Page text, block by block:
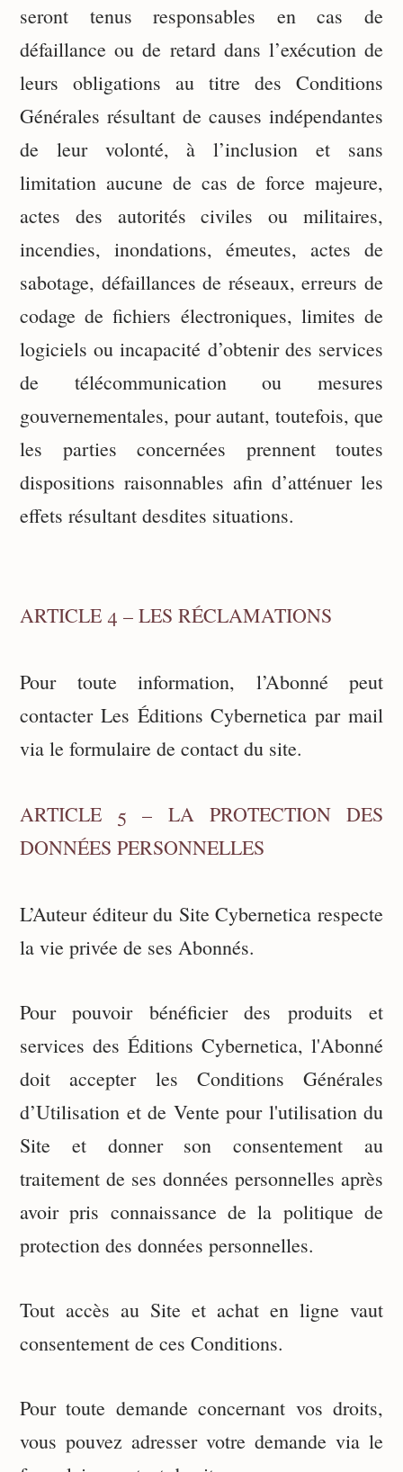
seront tenus responsables en cas de
défaillance ou de retard dans l’exécution de
leurs obligations au titre des Conditions
Générales résultant de causes indépendantes
de leur volonté, à l’inclusion et sans
limitation aucune de cas de force majeure,
actes des autorités civiles ou militaires,
incendies, inondations, émeutes, actes de
sabotage, défaillances de réseaux, erreurs de
codage de fichiers électroniques, limites de
logiciels ou incapacité d’obtenir des services
de télécommunication ou mesures
gouvernementales, pour autant, toutefois, que
les parties concernées prennent toutes
dispositions raisonnables afin d’atténuer les
effets résultant desdites situations.
ARTICLE 4 – LES RÉCLAMATIONS
Pour toute information, l’Abonné peut
contacter Les Éditions Cybernetica par mail
via le formulaire de contact du site.
ARTICLE 5 – LA PROTECTION DES
DONNÉES PERSONNELLES
L’Auteur éditeur du Site Cybernetica respecte
la vie privée de ses Abonnés.
Pour pouvoir bénéficier des produits et
services des Éditions Cybernetica, l'Abonné
doit accepter les Conditions Générales
d’Utilisation et de Vente pour l'utilisation du
Site et donner son consentement au
traitement de ses données personnelles après
avoir pris connaissance de la politique de
protection des données personnelles.
Tout accès au Site et achat en ligne vaut
consentement de ces Conditions.
Pour toute demande concernant vos droits,
vous pouvez adresser votre demande via le